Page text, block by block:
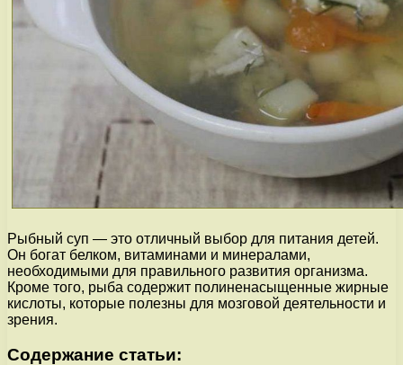
Рыбный суп — это отличный выбор для питания детей.
Он богат белком, витаминами и минералами,
необходимыми для правильного развития организма.
Кроме того, рыба содержит полиненасыщенные жирные
кислоты, которые полезны для мозговой деятельности и
зрения.
Содержание статьи: